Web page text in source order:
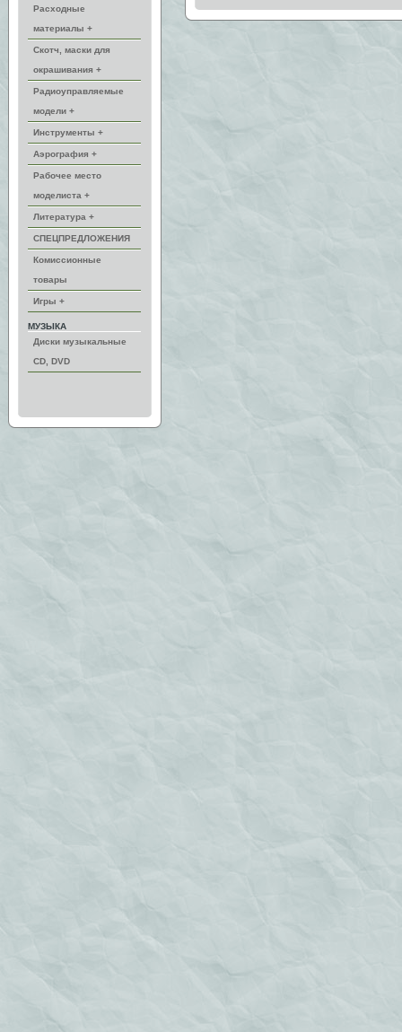
Расходные
материалы +
Скотч, маски для
окрашивания +
Радиоуправляемые
модели +
Инструменты +
Аэрография +
Рабочее место
моделиста +
Литература +
СПЕЦПРЕДЛОЖЕНИЯ
Комиссионные
товары
Игры +
МУЗЫКА
Диски музыкальные
CD, DVD